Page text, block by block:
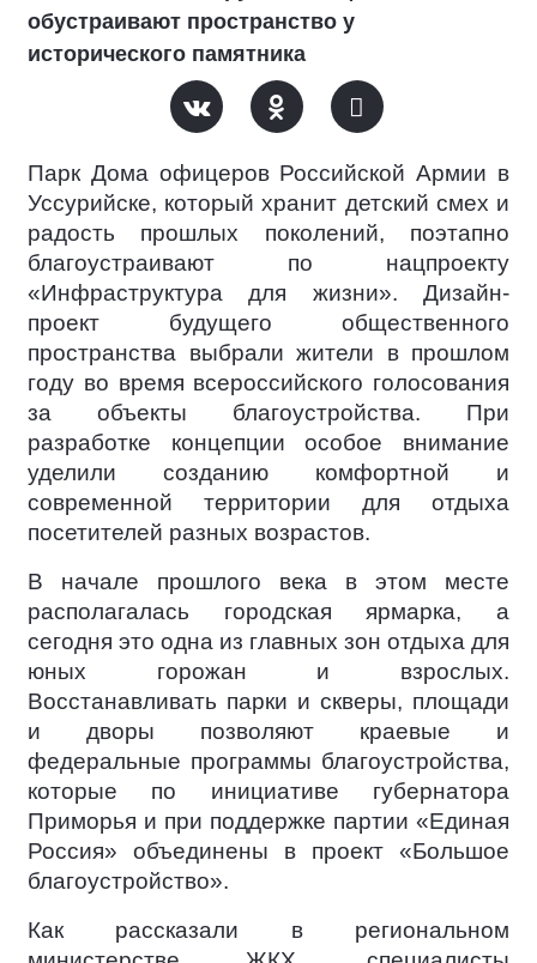
обустраивают пространство у
исторического памятника
Парк Дома офицеров Российской Армии в
Уссурийске, который хранит детский смех и
радость прошлых поколений, поэтапно
благоустраивают по нацпроекту
«Инфраструктура для жизни». Дизайн-
проект будущего общественного
пространства выбрали жители в прошлом
году во время всероссийского голосования
за объекты благоустройства. При
разработке концепции особое внимание
уделили созданию комфортной и
современной территории для отдыха
посетителей разных возрастов.
В начале прошлого века в этом месте
располагалась городская ярмарка, а
сегодня это одна из главных зон отдыха для
юных горожан и взрослых.
Восстанавливать парки и скверы, площади
и дворы позволяют краевые и
федеральные программы благоустройства,
которые по инициативе губернатора
Приморья и при поддержке партии «Единая
Россия» объединены в проект «Большое
благоустройство».
Как рассказали в региональном